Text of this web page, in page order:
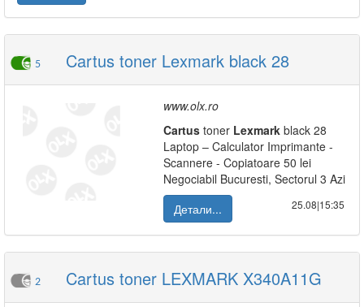
5 Cartus toner Lexmark black 28
www.olx.ro
Cartus toner Lexmark black 28
Laptop – Calculator Imprimante -
Scannere - Copiatoare 50 lei
Negociabil Bucuresti, Sectorul 3 Azi
Детали...
25.08|15:35
2 Cartus toner LEXMARK X340A11G